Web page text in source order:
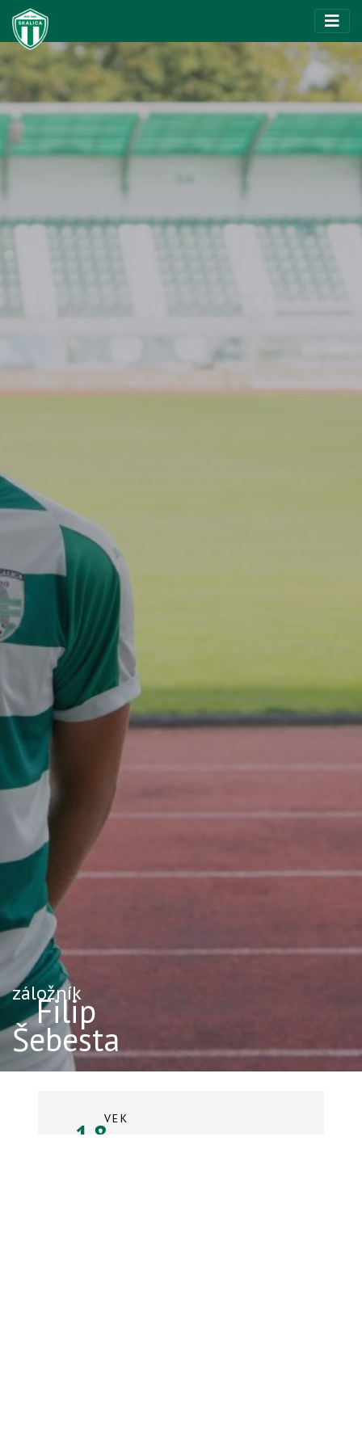
záložník
Filip
Šebesta
VEK
18